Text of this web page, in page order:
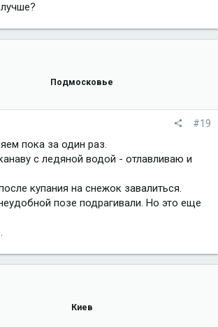
Подмосковье
#19
пока за один раз.
с ледяной водой - отлавливаю и
купания на снежок завалиться.
позе подрагивали. Но это еще
Киев